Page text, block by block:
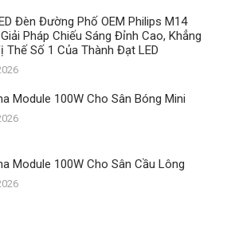
Đèn Đường Phố OEM Philips M14
Pháp Chiếu Sáng Đỉnh Cao, Khẳng
Thế Số 1 Của Thành Đạt LED
Module 100W Cho Sân Bóng Mini
Module 100W Cho Sân Cầu Lông